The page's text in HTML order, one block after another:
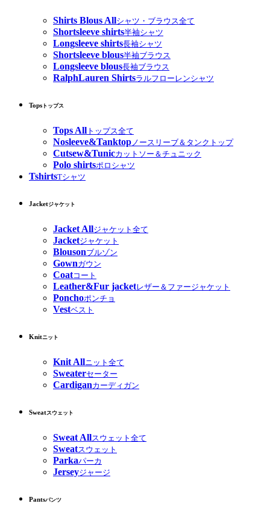
Shirts Blous Allシャツ・ブラウス全て
Shortsleeve shirts半袖シャツ
Longsleeve shirts長袖シャツ
Shortsleeve blous半袖ブラウス
Longsleeve blous長袖ブラウス
RalphLauren Shirtsラルフローレンシャツ
Tops トップス
Tops All トップス全て
Nosleeve&Tanktop ノースリーブ＆タンクトップ
Cutsew&Tunicカットソー＆チュニック
Polo shirtsポロシャツ
TshirtsTシャツ
Jacketジャケット
Jacket Allジャケット全て
Jacketジャケット
Blousonブルゾン
Gownガウン
Coatコート
Leather&Fur jacketレザー＆ファージャケット
Ponchoポンチョ
Vestベスト
Knitニット
Knit Allニット全て
Sweaterセーター
Cardiganカーディガン
Sweatスウェット
Sweat Allスウェット全て
Sweatスウェット
Parkaパーカ
Jerseyジャージ
Pantsパンツ